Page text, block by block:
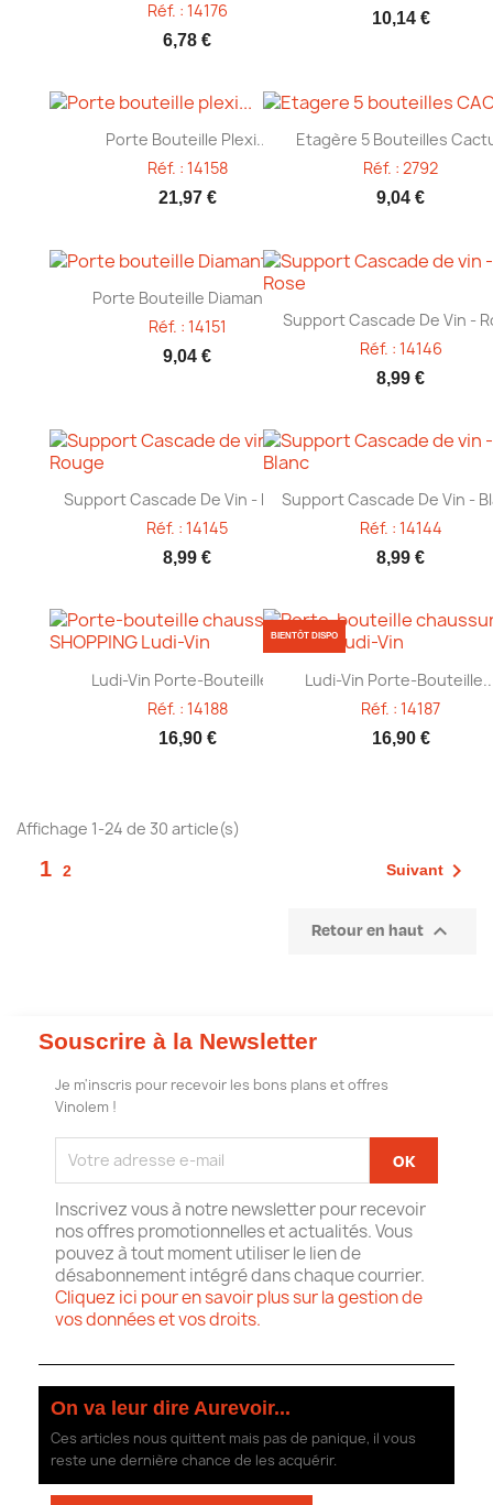
Réf. : 14176
6,78 €
10,14 €
Aperçu rapide
Porte Bouteille Plexi...
Réf. : 14158
21,97 €
Aperçu rapide
Etagère 5 Bouteilles
Réf. : 2792
9,04 €
 Aperçu rapide
Porte Bouteille Diamant...
Réf. : 14151
9,04 €
Aperçu rapide
Support Cascade De Vin -
Réf. : 14146
8,99 €
Aperçu rapide
Support Cascade De Vin - Rouge
Réf. : 14145
8,99 €
Aperçu rapide
Support Cascade De Vin -
Réf. : 14144
8,99 €
Aperçu rapide
Ludi-Vin Porte-Bouteille...
Réf. : 14188
16,90 €
Aperçu rapide
Ludi-Vin Porte-
Réf. : 14187
16,90 €
BIENTÔT DISPO
Affichage 1-24 de 30 article(s)
1 2 Suivant 
Retour en haut 
Souscrire à la Newsletter
Je m'inscris pour recevoir les bons plans et offres
Vinolem !
Inscrivez vous à notre newsletter pour recevoir
nos offres promotionnelles et actualités. Vous
pouvez à tout moment utiliser le lien de
désabonnement intégré dans chaque courrier.
Cliquez ici pour en savoir plus sur la gestion de
vos données et vos droits.
On va leur dire Aurevoir...
Ces articles nous quittent mais pas de panique, il vous
reste une dernière chance de les acquérir.